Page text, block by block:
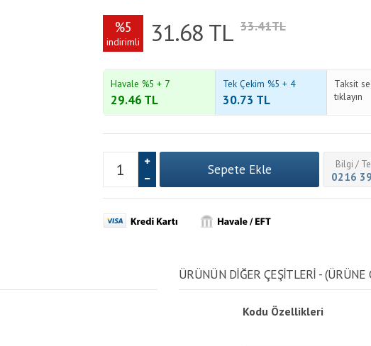
%5
indirimli 31.68 TL 33.41TL
Havale %5 + 7
29.46 TL
Tek Çekim %5 + 4
30.73 TL
Taksit
tıklayın
Bilgi /
0216
ÜRÜNÜN DİĞER ÇEŞİTLERİ -
Kodu Özellikleri